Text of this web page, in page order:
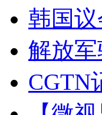
韩国
解放
CGTN